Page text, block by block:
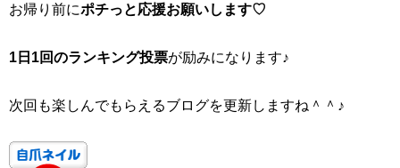
お帰り前にポチっと応援お願いします♡
1日1回のランキング投票が励みになります♪
次回も楽しんでもらえるブログを更新しますね＾＾♪